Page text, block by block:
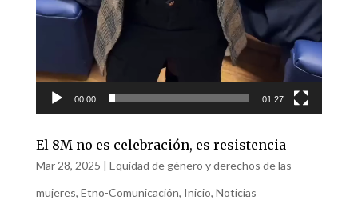
00:00 01:27
El 8M no es celebración, es resistencia
Mar 28, 2025 | Equidad de género y derechos de las
mujeres, Etno-Comunicación, Inicio, Noticias